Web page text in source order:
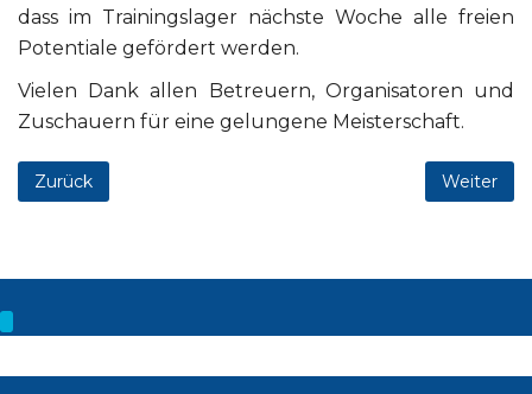
dass im Trainingslager nächste Woche alle freien
Potentiale gefördert werden.
Vielen Dank allen Betreuern, Organisatoren und
Zuschauern für eine gelungene Meisterschaft.
Zurück Weiter